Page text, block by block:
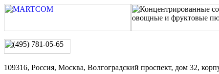
109316, Россия, Москва, Волгоградский проспект, дом 32,